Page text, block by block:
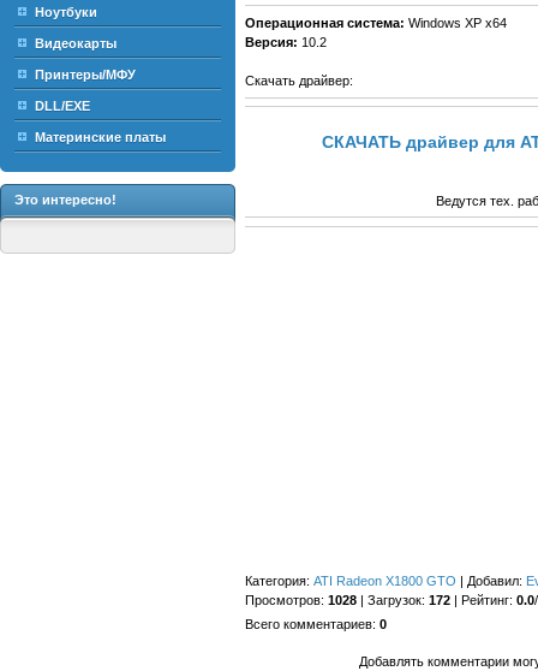
Ноутбуки
Видеокарты
Принтеры/МФУ
DLL/EXE
Материнские платы
Это интересно!
Операционная система: Windows XP x64
Версия: 10.2
Скачать драйвер:
СКАЧАТЬ драйвер для
Ведутся тех.
Категория: ATI Radeon X1800 GTO Добавил:
Просмотров: 1028 Загрузок: 172 Рейтинг: 0.0/
Всего комментариев: 0
Добавлять комментарии